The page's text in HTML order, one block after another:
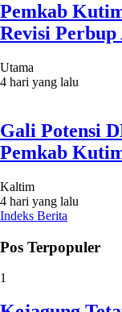
Pemkab
Revisi
Utama
4 hari yang lalu
Gali Potensi
Pemkab
Kaltim
4 hari yang lalu
Indeks Berita
Pos Terpopuler
1